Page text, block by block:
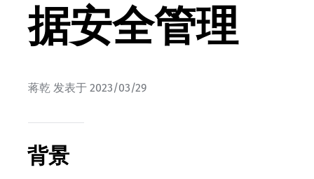
据安全管理
蒋乾 发表于 2023/03/29
背景